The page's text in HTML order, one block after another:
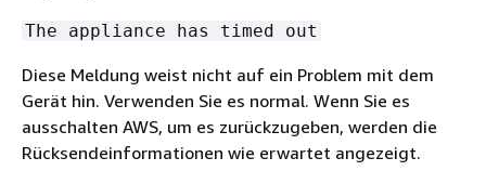
The appliance has timed out
Diese Meldung weist nicht auf ein Problem mit dem
Gerät hin. Verwenden Sie es normal. Wenn Sie es
ausschalten AWS, um es zurückzugeben, werden die
Rücksendeinformationen wie erwartet angezeigt.